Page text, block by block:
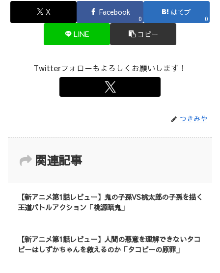
X Facebook
0
はてブ
0
LINE コピー
Twitterフォローもよろしくお願いします！
つきみや
関連記事
【新アニメ第1話レビュー】鬼の子孫VS桃太郎の子孫を描く
王道バトルアクション「桃源暗鬼」
【新アニメ第1話レビュー】人間の悪意を理解できないタコ
ピーはしずかちゃんを救えるのか「タコピーの原罪」